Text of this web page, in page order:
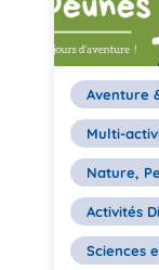
Aventure
Multi-
Nature,
Activités
Sciences